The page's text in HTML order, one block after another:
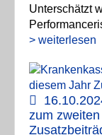
Unterschätzt
> weiterlesen
zum